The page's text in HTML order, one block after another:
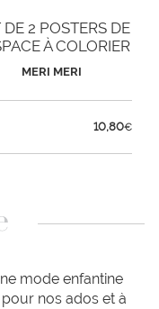
DE 2 POSTERS DE
À COLORIER
MERI MERI
10,80€
mode enfantine
nos ados et à